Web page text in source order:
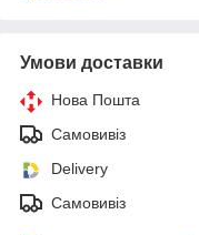
Умови доставки
Нова Пошта
Самовивіз
Delivery
Самовивіз